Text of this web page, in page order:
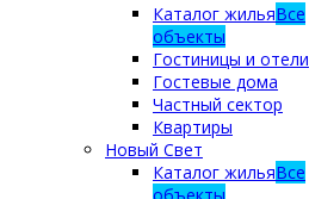
Каталог жильяВсе
объекты
Гостиницы и отели
Гостевые дома
Частный сектор
Квартиры
Новый Свет
Каталог жильяВсе